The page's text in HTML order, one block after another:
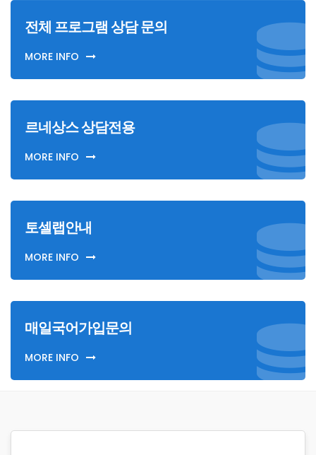
전체 프로그램 상담 문의
MORE INFO
르네상스 상담전용
MORE INFO
토셀랩안내
MORE INFO
매일국어가입문의
MORE INFO